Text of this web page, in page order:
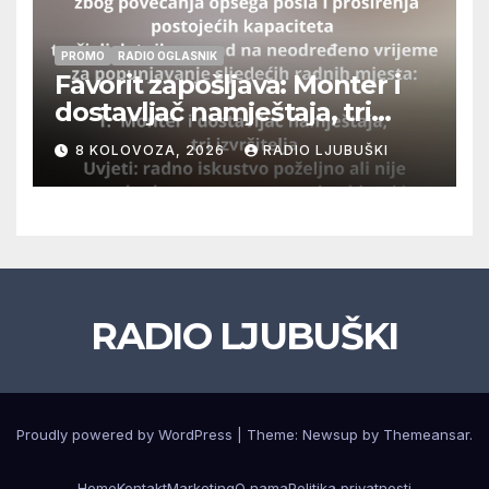
PROMO RADIO OGLASNIK
Favorit zapošljava: Monter i
dostavljač namještaja, tri
izvršitelja
8 KOLOVOZA, 2026 RADIO LJUBUŠKI
RADIO LJUBUŠKI
Proudly powered by WordPress Theme: Newsup by Themeansar.